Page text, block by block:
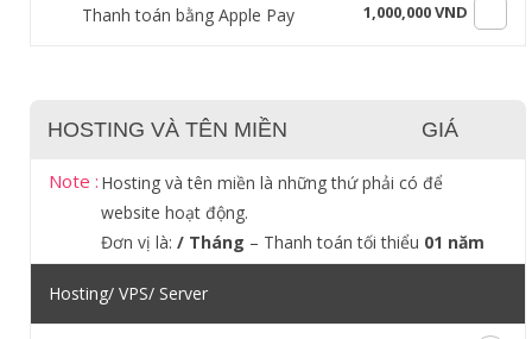
Thanh toán bằng Apple Pay 1,000,000 VND
HOSTING VÀ TÊN MIỀN GIÁ
Note : Hosting và tên miền là những thứ phải có để
website hoạt động.
Đơn vị là: / Tháng – Thanh toán tối thiểu 01 năm
Hosting/ VPS/ Server